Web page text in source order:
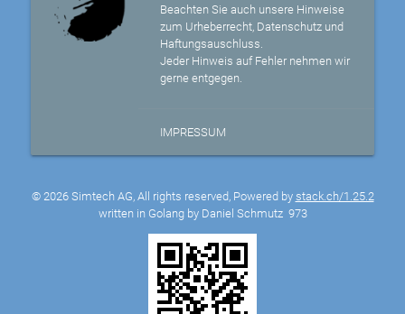
Beachten Sie auch unsere Hinweise
zum Urheberrecht, Datenschutz und
Haftungsauschluss.
Jeder Hinweis auf Fehler nehmen wir
gerne entgegen.
IMPRESSUM
© 2026 Simtech AG, All rights reserved, Powered by stack.ch/1.25.2
written in Golang by Daniel Schmutz 973